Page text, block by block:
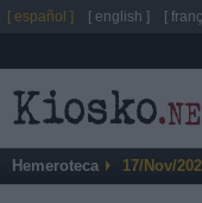
Hemeroteca 17/Nov/
[ español ] [ english ] [